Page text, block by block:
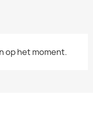
op het moment.